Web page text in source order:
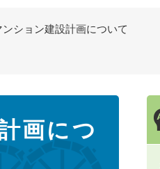
ション建設計画について
画につ